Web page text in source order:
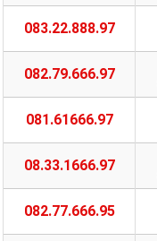
083.22.888.97
082.79.666.97
081.61666.97
08.33.1666.97
082.77.666.95